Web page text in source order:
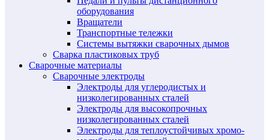
оборудования
Вращатели
Транспортные тележки
Системы вытяжки сварочных дымов
Сварка пластиковых труб
Сварочные материалы
Сварочные электроды
Электроды для углеродистых и
низколегированных сталей
Электроды для высокопрочных
низколегированных сталей
Электроды для теплоустойчивых хромо-